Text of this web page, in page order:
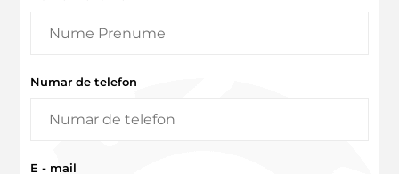
Numar de telefon
E - mail